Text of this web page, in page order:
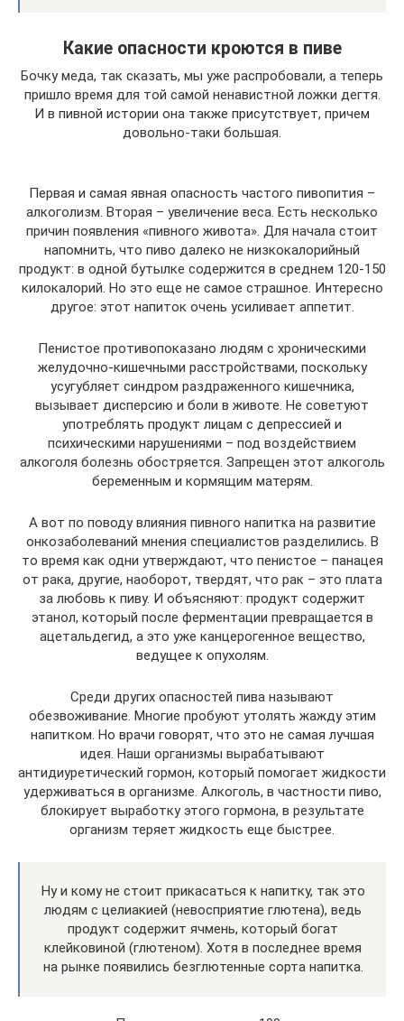
Какие опасности кроются в пиве
Бочку меда, так сказать, мы уже распробовали, а теперь
пришло время для той самой ненавистной ложки дегтя.
И в пивной истории она также присутствует, причем
довольно-таки большая.
Первая и самая явная опасность частого пивопития –
алкоголизм. Вторая – увеличение веса. Есть несколько
причин появления «пивного живота». Для начала стоит
напомнить, что пиво далеко не низкокалорийный
продукт: в одной бутылке содержится в среднем 120-150
килокалорий. Но это еще не самое страшное. Интересно
другое: этот напиток очень усиливает аппетит.
Пенистое противопоказано людям с хроническими
желудочно-кишечными расстройствами, поскольку
усугубляет синдром раздраженного кишечника,
вызывает дисперсию и боли в животе. Не советуют
употреблять продукт лицам с депрессией и
психическими нарушениями – под воздействием
алкоголя болезнь обостряется. Запрещен этот алкоголь
беременным и кормящим матерям.
А вот по поводу влияния пивного напитка на развитие
онкозаболеваний мнения специалистов разделились. В
то время как одни утверждают, что пенистое – панацея
от рака, другие, наоборот, твердят, что рак – это плата
за любовь к пиву. И объясняют: продукт содержит
этанол, который после ферментации превращается в
ацетальдегид, а это уже канцерогенное вещество,
ведущее к опухолям.
Среди других опасностей пива называют
обезвоживание. Многие пробуют утолять жажду этим
напитком. Но врачи говорят, что это не самая лучшая
идея. Наши организмы вырабатывают
антидиуретический гормон, который помогает жидкости
удерживаться в организме. Алкоголь, в частности пиво,
блокирует выработку этого гормона, в результате
организм теряет жидкость еще быстрее.
Ну и кому не стоит прикасаться к напитку, так это
людям с целиакией (невосприятие глютена), ведь
продукт содержит ячмень, который богат
клейковиной (глютеном). Хотя в последнее время
на рынке появились безглютенные сорта напитка.